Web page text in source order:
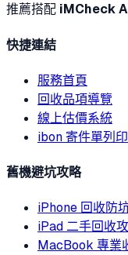
推薦搭配 iMCheck
快捷連結
服務首頁
回收品項導覽
線上估價系統
ibon 寄件單列
舊機避坑攻略
iPhone 回收防
iPad 二手回收
MacBook 專業